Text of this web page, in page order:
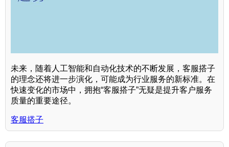
未来，随着人工智能和自动化技术的不断发展，客服搭子
的理念还将进一步演化，可能成为行业服务的新标准。在
快速变化的市场中，拥抱“客服搭子”无疑是提升客户服务
质量的重要途径。
客服搭子